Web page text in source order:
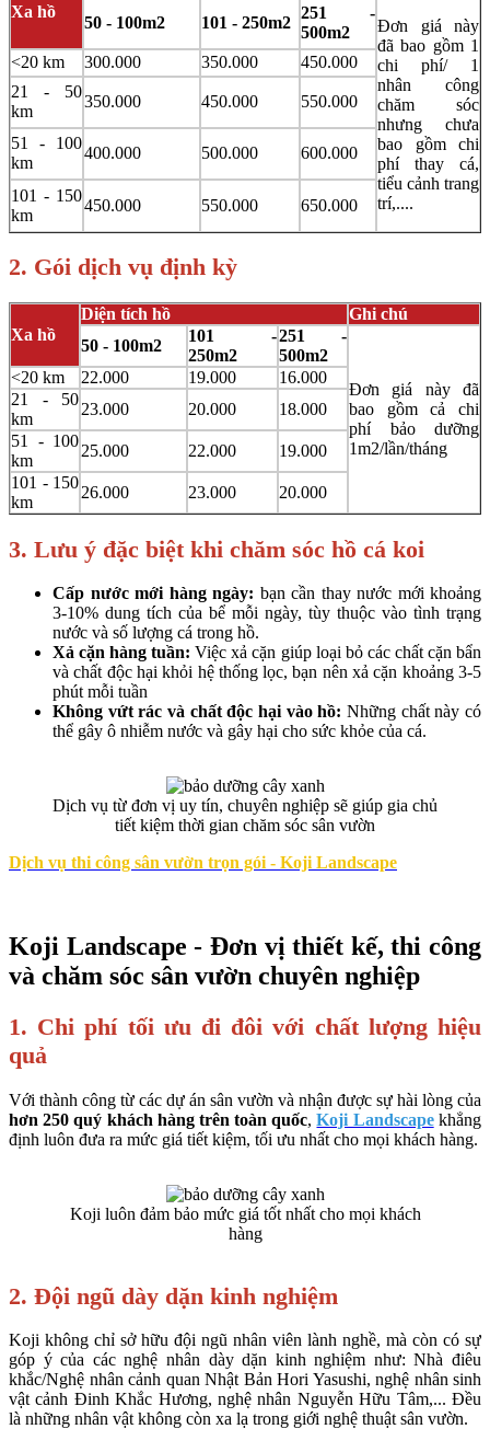
Xa hồ
50 - 100m2
101 - 250m2
251 -
500m2
Đơn giá này
đã bao gồm 1
chi phí/ 1
nhân công
chăm sóc
nhưng chưa
bao gồm chi
phí thay cá,
tiểu cảnh trang
trí,....
<20 km 300.000 350.000
450.000
21 - 50
km
350.000 450.000 550.000
51 - 100
km
400.000 500.000 600.000
101 - 150
km
450.000 550.000 650.000
2. Gói dịch vụ định kỳ
Xa hồ
Diện tích hồ
Ghi chú
50 - 100m2
101 -
250m2
251 -
500m2
Đơn giá này đã
bao gồm cả chi
phí bảo dưỡng
1m2/lần/tháng
<20 km 22.000 19.000
16.000
21 - 50
km
23.000 20.000
18.000
51 - 100
km
25.000 22.000
19.000
101 - 150
km
26.000 23.000 20.000
3. Lưu ý đặc biệt khi chăm sóc hồ cá koi
Cấp nước mới hàng ngày: bạn cần thay nước mới khoảng
3-10% dung tích của bể mỗi ngày, tùy thuộc vào tình trạng
nước và số lượng cá trong hồ.
Xả cặn hàng tuần:Việc xả cặn giúp loại bỏ các chất cặn bẩn
và chất độc hại khỏi hệ thống lọc, bạn nên xả cặn khoảng 3-5
phút mỗi tuần
Không vứt rác và chất độc hại vào hồ: Những chất này có
thể gây ô nhiễm nước và gây hại cho sức khỏe của cá.
Dịch vụ từ đơn vị uy tín, chuyên nghiệp sẽ giúp gia chủ
tiết kiệm thời gian chăm sóc sân vườn
Dịch vụ thi công sân vườn trọn gói - Koji Landscape
Koji Landscape - Đơn vị thiết kế, thi công
và chăm sóc sân vườn chuyên nghiệp
1. Chi phí tối ưu đi đôi với chất lượng hiệu
quả
Với thành công từ các dự án sân vườn và nhận được sự hài lòng của
hơn 250 quý khách hàng trên toàn quốc,Koji Landscapekhẳng
định luôn đưa ra mức giá tiết kiệm, tối ưu nhất cho mọi khách hàng.
Koji luôn đảm bảo mức giá tốt nhất cho mọi khách
hàng
2. Đội ngũ dày dặn kinh nghiệm
Koji không chỉ sở hữu đội ngũ nhân viên lành nghề, mà còn có sự
góp ý của các nghệ nhân dày dặn kinh nghiệm như: Nhà điêu
khắc/Nghệ nhân cảnh quan Nhật Bản Hori Yasushi, nghệ nhân sinh
vật cảnh Đinh Khắc Hương, nghệ nhân Nguyễn Hữu Tâm,... Đều
là những nhân vật không còn xa lạ trong giới nghệ thuật sân vườn.